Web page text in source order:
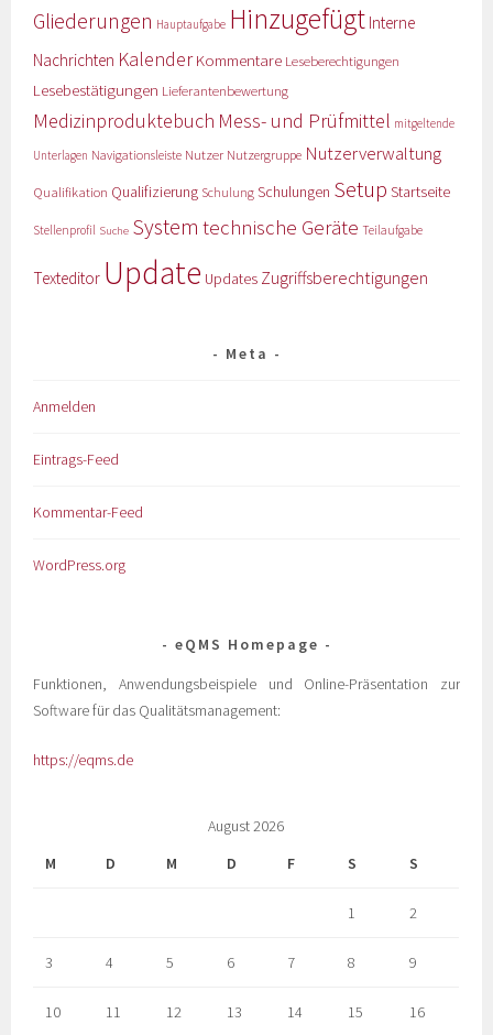
Gliederungen Hauptaufgabe Hinzugefügt Interne
Nachrichten KalenderKommentare Leseberechtigungen
Lesebestätigungen Lieferantenbewertung
Medizinproduktebuch Mess- und Prüfmittel mitgeltende
Unterlagen Navigationsleiste Nutzer Nutzergruppe Nutzerverwaltung
Qualifikation Qualifizierung Schulung Schulungen Setup Startseite
Stellenprofil Suche System technische Geräte Teilaufgabe
Texteditor Update Updates Zugriffsberechtigungen
Meta
Anmelden
Eintrags-Feed
Kommentar-Feed
WordPress.org
eQMS Homepage
Funktionen, Anwendungsbeispiele und Online-Präsentation zur
Software für das Qualitätsmanagement:
https://eqms.de
August 2026
M
D M D F S S
1 2
3 4 5 6 7 8 9
10 11 12 13 14 15 16